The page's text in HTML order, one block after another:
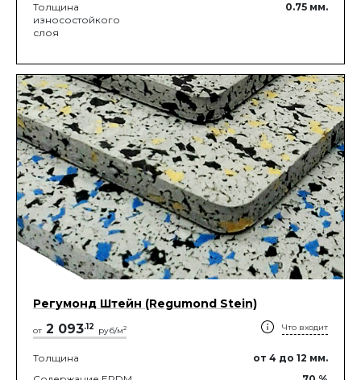
Толщина
износостойкого
слоя
0.75 мм.
Регумонд Штейн (Regumond Stein)
от 2 093.12 руб/м2 Что входит
Толщина от 4 до 12 мм.